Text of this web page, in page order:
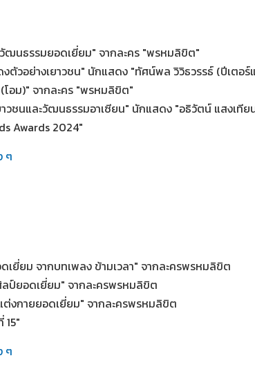
วัฒนธรรมยอดเยี่ยม" จากละคร "พรหมลิขิต"
งตัวอย่างเยาวชน" นักแสดง "ทัศน์พล วิวิธวรรธ์ (ปีเตอ
อม)" จากละคร "พรหมลิขิต"
าวชนและวัฒนธรรมอาเซียน" นักแสดง "อธิวัตน์ แสงเทีย
Awards 2024"
ๆ
เยี่ยม จากบทเพลง ข้ามเวลา" จากละครพรหมลิขิต
ลป์ยอดเยี่ยม" จากละครพรหมลิขิต
ต่งกายยอดเยี่ยม" จากละครพรหมลิขิต
15"
ๆ